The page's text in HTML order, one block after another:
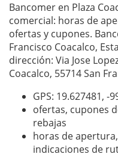
Bancomer en Plaza
comercial: horas de
ofertas y cupones.
Francisco Coacalco,
dirección: Via Jose
Coacalco, 55714 San
GPS: 19.627481, -
ofertas, cupones
rebajas
horas de
indicaciones de